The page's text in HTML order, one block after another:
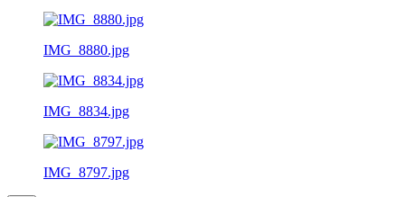
IMG_8880.jpg
IMG_8834.jpg
IMG_8797.jpg